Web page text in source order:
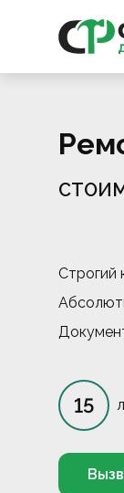
Строгий
15